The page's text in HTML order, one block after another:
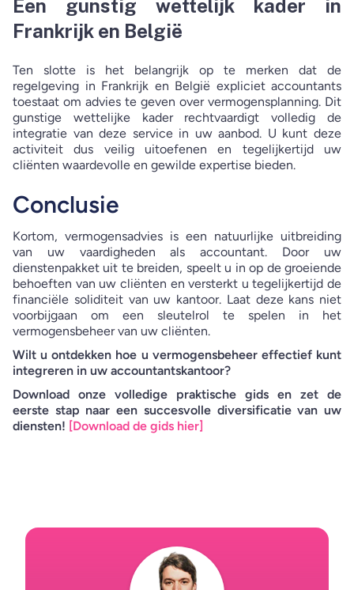
Een gunstig wettelijk kader in
Frankrijk en België
Ten slotte is het belangrijk op te merken dat de
regelgeving in Frankrijk en België expliciet accountants
toestaat om advies te geven over vermogensplanning. Dit
gunstige wettelijke kader rechtvaardigt volledig de
integratie van deze service in uw aanbod. U kunt deze
activiteit dus veilig uitoefenen en tegelijkertijd uw
cliënten waardevolle en gewilde expertise bieden.
Conclusie
Kortom, vermogensadvies is een natuurlijke uitbreiding
van uw vaardigheden als accountant. Door uw
dienstenpakket uit te breiden, speelt u in op de groeiende
behoeften van uw cliënten en versterkt u tegelijkertijd de
financiële soliditeit van uw kantoor. Laat deze kans niet
voorbijgaan om een sleutelrol te spelen in het
vermogensbeheer van uw cliënten.
Wilt u ontdekken hoe u vermogensbeheer effectief kunt
integreren in uw accountantskantoor?
Download onze volledige praktische gids en zet de
eerste stap naar een succesvolle diversificatie van uw
diensten! [Download de gids hier]